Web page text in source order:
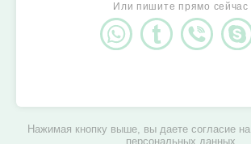
Или пишите прямо сейчас
Нажимая кнопку выше, вы даете согласие на
персональных данных